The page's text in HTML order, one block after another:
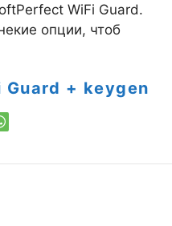
WiFi Guard.
опции, чтоб
+ keygen